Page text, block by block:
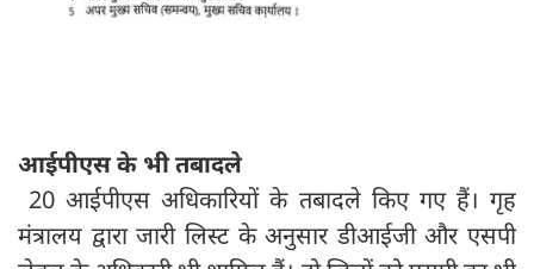
आईपीएस के भी तबादले
20 आईपीएस अधिकारियों के तबादले किए गए हैं। गृह
मंत्रालय द्वारा जारी लिस्ट के अनुसार डीआईजी और एसपी